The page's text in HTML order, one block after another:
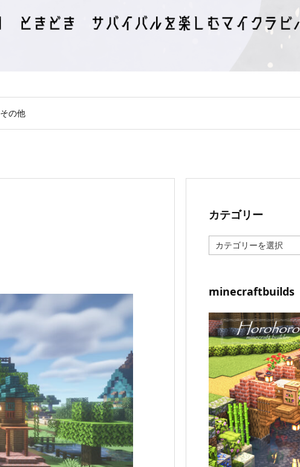
その他
カテゴリー
カ
テ
ー
minecraftbuilds